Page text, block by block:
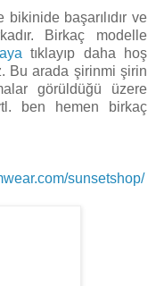
başarılıdır ve
Birkaç modelle
tıklayıp daha hoş
Bu arada şirinmi şirin
görüldüğü üzere
ben hemen birkaç
sunsetshop/